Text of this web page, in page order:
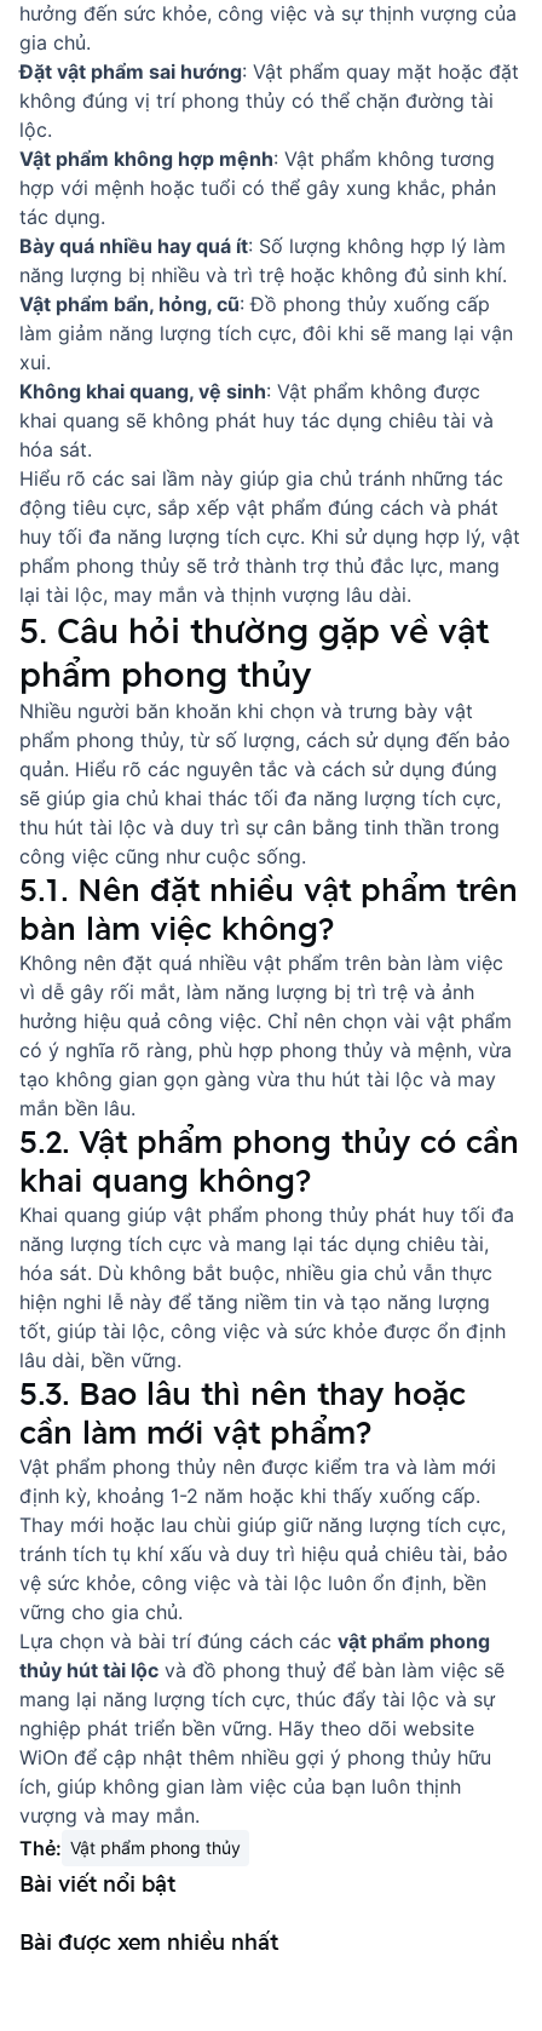
hưởng đến sức khỏe, công việc và sự thịnh vượng của
gia chủ.
Đặt vật phẩm sai hướng: Vật phẩm quay mặt hoặc đặt
không đúng vị trí phong thủy có thể chặn đường tài
lộc.
Vật phẩm không hợp mệnh: Vật phẩm không tương
hợp với mệnh hoặc tuổi có thể gây xung khắc, phản
tác dụng.
Bày quá nhiều hay quá ít: Số lượng không hợp lý làm
năng lượng bị nhiều và trì trệ hoặc không đủ sinh khí.
Vật phẩm bẩn, hỏng, cũ: Đồ phong thủy xuống cấp
làm giảm năng lượng tích cực, đôi khi sẽ mang lại vận
xui.
Không khai quang, vệ sinh: Vật phẩm không được
khai quang sẽ không phát huy tác dụng chiêu tài và
hóa sát.
Hiểu rõ các sai lầm này giúp gia chủ tránh những tác
động tiêu cực, sắp xếp vật phẩm đúng cách và phát
huy tối đa năng lượng tích cực. Khi sử dụng hợp lý, vật
phẩm phong thủy sẽ trở thành trợ thủ đắc lực, mang
lại tài lộc, may mắn và thịnh vượng lâu dài.
5. Câu hỏi thường gặp về vật
phẩm phong thủy
Nhiều người băn khoăn khi chọn và trưng bày vật
phẩm phong thủy, từ số lượng, cách sử dụng đến bảo
quản. Hiểu rõ các nguyên tắc và cách sử dụng đúng
sẽ giúp gia chủ khai thác tối đa năng lượng tích cực,
thu hút tài lộc và duy trì sự cân bằng tinh thần trong
công việc cũng như cuộc sống.
5.1. Nên đặt nhiều vật phẩm trên
bàn làm việc không?
Không nên đặt quá nhiều vật phẩm trên bàn làm việc
vì dễ gây rối mắt, làm năng lượng bị trì trệ và ảnh
hưởng hiệu quả công việc. Chỉ nên chọn vài vật phẩm
có ý nghĩa rõ ràng, phù hợp phong thủy và mệnh, vừa
tạo không gian gọn gàng vừa thu hút tài lộc và may
mắn bền lâu.
5.2. Vật phẩm phong thủy có cần
khai quang không?
Khai quang giúp vật phẩm phong thủy phát huy tối đa
năng lượng tích cực và mang lại tác dụng chiêu tài,
hóa sát. Dù không bắt buộc, nhiều gia chủ vẫn thực
hiện nghi lễ này để tăng niềm tin và tạo năng lượng
tốt, giúp tài lộc, công việc và sức khỏe được ổn định
lâu dài, bền vững.
5.3. Bao lâu thì nên thay hoặc
cần làm mới vật phẩm?
Vật phẩm phong thủy nên được kiểm tra và làm mới
định kỳ, khoảng 1-2 năm hoặc khi thấy xuống cấp.
Thay mới hoặc lau chùi giúp giữ năng lượng tích cực,
tránh tích tụ khí xấu và duy trì hiệu quả chiêu tài, bảo
vệ sức khỏe, công việc và tài lộc luôn ổn định, bền
vững cho gia chủ.
Lựa chọn và bài trí đúng cách các vật phẩm phong
thủy hút tài lộc và đồ phong thuỷ để bàn làm việc sẽ
mang lại năng lượng tích cực, thúc đẩy tài lộc và sự
nghiệp phát triển bền vững. Hãy theo dõi website
WiOn để cập nhật thêm nhiều gợi ý phong thủy hữu
ích, giúp không gian làm việc của bạn luôn thịnh
vượng và may mắn.
Thẻ: Vật phẩm phong thủy
Bài viết nổi bật
Bài được xem nhiều nhất